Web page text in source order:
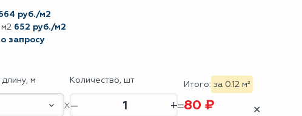
руб./м2
652 руб./м2
запросу
м Количество, шт
– +
Итого: за 0.12 м²
80 ₽ ✕